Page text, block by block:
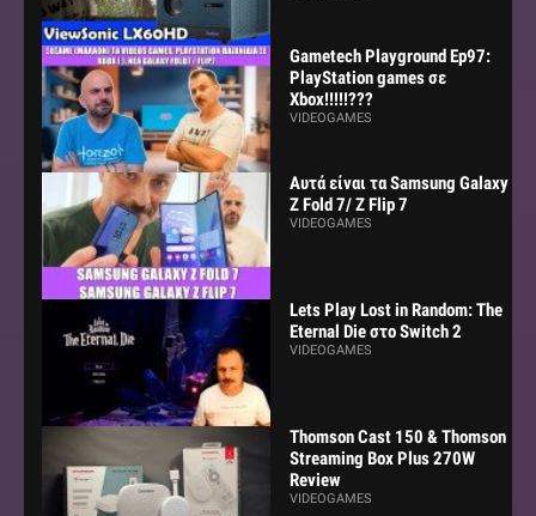
Gametech Playground Ep97:
PlayStation games σε
Xbox!!!!!???
VIDEOGAMES
Αυτά είναι τα Samsung Galaxy
Z Fold 7/ Z Flip 7
VIDEOGAMES
Lets Play Lost in Random: The
Eternal Die στο Switch 2
VIDEOGAMES
Thomson Cast 150 & Thomson
Streaming Box Plus 270W
Review
VIDEOGAMES